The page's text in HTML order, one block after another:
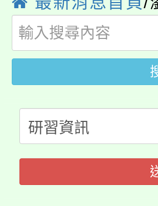
開!
115年桃園市
田徑場及游泳
桃園市低收入
視費優惠，
者。
大園自造教
份教師研習
淨零綠生活教
會
115年食農教